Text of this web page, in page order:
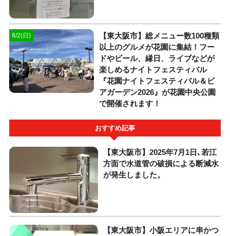
8/2(日)
【東大阪市】総メニュー数100種類
以上のグルメが花園に集結！フー
ドやビール、縁日、ライブなどが
楽しめるナイトフェスティバル
『花園ナイトフェスティバル＆ビ
アガーデン2026』が花園中央公園
で開催されます！
おすすめ記事
【東大阪市】2025年7月1日､若江
方面で水道管の破損による断減水
が発生しました。
【東大阪市】小阪エリアに串かつ